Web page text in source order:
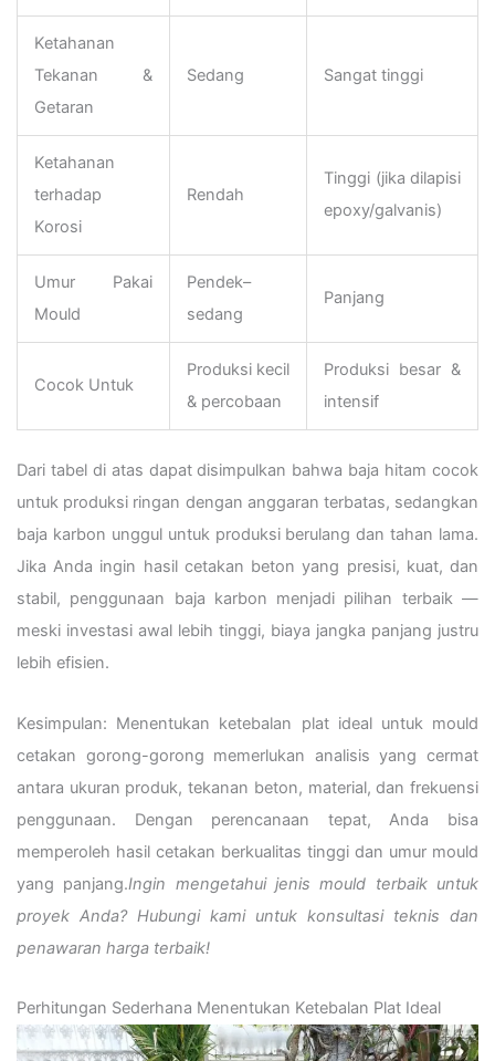
Ketahanan
Tekanan &
Getaran
Sedang Sangat tinggi
Ketahanan
terhadap
Korosi
Rendah
Tinggi (jika dilapisi
epoxy/galvanis)
Umur Pakai
Mould
Pendek–
sedang
Panjang
Cocok Untuk
Produksi kecil
& percobaan
Produksi besar &
intensif
Dari tabel di atas dapat disimpulkan bahwa baja hitam cocok
untuk produksi ringan dengan anggaran terbatas, sedangkan
baja karbon unggul untuk produksi berulang dan tahan lama.
Jika Anda ingin hasil cetakan beton yang presisi, kuat, dan
stabil, penggunaan baja karbon menjadi pilihan terbaik —
meski investasi awal lebih tinggi, biaya jangka panjang justru
lebih efisien.
Kesimpulan: Menentukan ketebalan plat ideal untuk mould
cetakan gorong-gorong memerlukan analisis yang cermat
antara ukuran produk, tekanan beton, material, dan frekuensi
penggunaan. Dengan perencanaan tepat, Anda bisa
memperoleh hasil cetakan berkualitas tinggi dan umur mould
yang panjang.Ingin mengetahui jenis mould terbaik untuk
proyek Anda? Hubungi kami untuk konsultasi teknis dan
penawaran harga terbaik!
Perhitungan Sederhana Menentukan Ketebalan Plat Ideal